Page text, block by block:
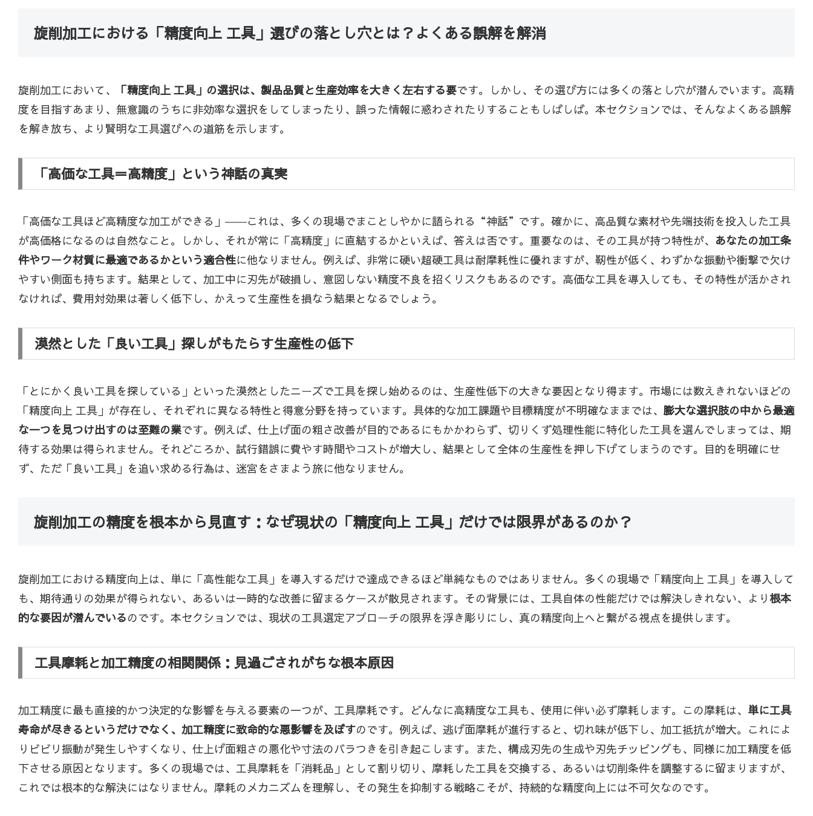
旋削加工における「精度向上 工具」選びの落とし穴とは？よくある誤解を解消
旋削加工において、 「精度向上 工具」の選択は、製品品質と生産効率を大きく左右する要です。しかし、その選び方には多くの落とし穴が潜んでいます。高精
度を目指すあまり、無意識のうちに非効率な選択をしてしまったり、誤った情報に惑わされたりすることもしばしば。本セクションでは、そんなよくある誤解
を解き放ち、より賢明な工具選びへの道筋を示します。
「高価な工具＝高精度」という神話の真実
「高価な工具ほど高精度な加工ができる」――これは、多くの現場でまことしやかに語られる“神話”です。確かに、高品質な素材や先端技術を投入した工具
が高価格になるのは自然なこと。しかし、それが常に「高精度」に直結するかといえば、答えは否です。重要なのは、その工具が持つ特性が、 あなたの加工条
件やワーク材質に最適であるかという適合性に他なりません。例えば、非常に硬い超硬工具は耐摩耗性に優れますが、靭性が低く、わずかな振動や衝撃で欠け
やすい側面も持ちます。結果として、加工中に刃先が破損し、意図しない精度不良を招くリスクもあるのです。高価な工具を導入しても、その特性が活かされ
なければ、費用対効果は著しく低下し、かえって生産性を損なう結果となるでしょう。
漠然とした「良い工具」探しがもたらす生産性の低下
「とにかく良い工具を探している」といった漠然としたニーズで工具を探し始めるのは、生産性低下の大きな要因となり得ます。市場には数えきれないほどの
「精度向上 工具」が存在し、それぞれに異なる特性と得意分野を持っています。具体的な加工課題や目標精度が不明確なままでは、 膨大な選択肢の中から最適
な一つを見つけ出すのは至難の業です。例えば、仕上げ面の粗さ改善が目的であるにもかかわらず、切りくず処理性能に特化した工具を選んでしまっては、期
待する効果は得られません。それどころか、試行錯誤に費やす時間やコストが増大し、結果として全体の生産性を押し下げてしまうのです。目的を明確にせ
ず、ただ「良い工具」を追い求める行為は、迷宮をさまよう旅に他なりません。
旋削加工の精度を根本から見直す：なぜ現状の「精度向上 工具」だけでは限界があるのか？
旋削加工における精度向上は、単に「高性能な工具」を導入するだけで達成できるほど単純なものではありません。多くの現場で「精度向上 工具」を導入して
も、期待通りの効果が得られない、あるいは一時的な改善に留まるケースが散見されます。その背景には、工具自体の性能だけでは解決しきれない、より 根本
的な要因が潜んでいるのです。本セクションでは、現状の工具選定アプローチの限界を浮き彫りにし、真の精度向上へと繋がる視点を提供します。
工具摩耗と加工精度の相関関係：見過ごされがちな根本原因
加工精度に最も直接的かつ決定的な影響を与える要素の一つが、工具摩耗です。どんなに高精度な工具も、使用に伴い必ず摩耗します。この摩耗は、 単に工具
寿命が尽きるというだけでなく、加工精度に致命的な悪影響を及ぼすのです。例えば、逃げ面摩耗が進行すると、切れ味が低下し、加工抵抗が増大。これによ
りビビリ振動が発生しやすくなり、仕上げ面粗さの悪化や寸法のバラつきを引き起こします。また、構成刃先の生成や刃先チッピングも、同様に加工精度を低
下させる原因となります。多くの現場では、工具摩耗を「消耗品」として割り切り、摩耗した工具を交換する、あるいは切削条件を調整するに留まりますが、
これでは根本的な解決にはなりません。摩耗のメカニズムを理解し、その発生を抑制する戦略こそが、持続的な精度向上には不可欠なのです。